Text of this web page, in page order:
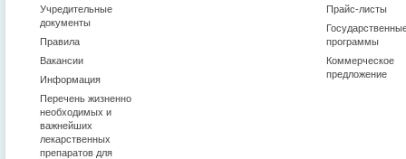
Учредительные
документы
Правила
Вакансии
Информация
Перечень жизненно
необходимых и
важнейших
лекарственных
препаратов для
Прайс-листы
программы
Коммерческое
предложение